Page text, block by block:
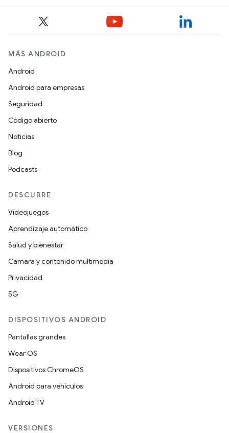
MÁS ANDROID
Android
Android para empresas
Seguridad
Código abierto
Noticias
Blog
Podcasts
DESCUBRE
Videojuegos
Aprendizaje automático
Salud y bienestar
Cámara y contenido multimedia
Privacidad
5G
DISPOSITIVOS ANDROID
Pantallas grandes
Wear OS
Dispositivos ChromeOS
Android para vehículos
Android TV
VERSIONES